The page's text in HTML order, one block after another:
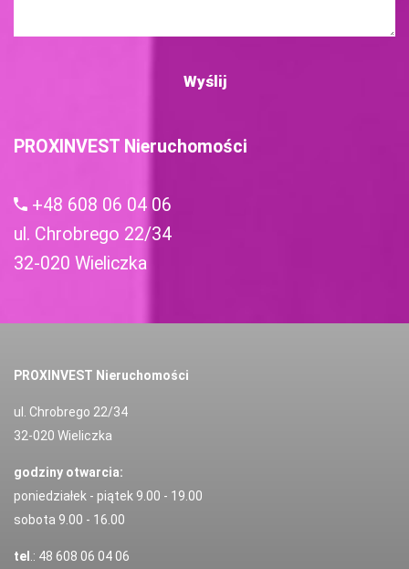
PROXINVEST Nieruchomości
+48 608 06 04 06
ul. Chrobrego 22/34
32-020 Wieliczka
PROXINVEST Nieruchomości
ul. Chrobrego 22/34
32-020 Wieliczka
godziny otwarcia:
poniedziałek - piątek 9.00 - 19.00
sobota 9.00 - 16.00
tel .: 48 608 06 04 06